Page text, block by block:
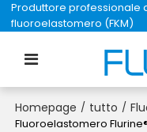
Produttore professionale
fluoroelastomero (FKM)
Homepage / tutto /
Fluoroelastomero